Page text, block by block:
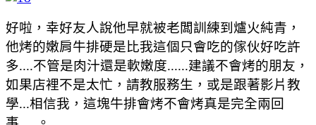
好啦，幸好友人說他早就被老闆訓練到爐火純青，
他烤的嫩肩牛排硬是比我這個只會吃的傢伙好吃許
多....不管是肉汁還是軟嫩度......建議不會烤的朋友，
如果店裡不是太忙，請教服務生，或是跟著影片教
學...相信我，這塊牛排會烤不會烤真是完全兩回